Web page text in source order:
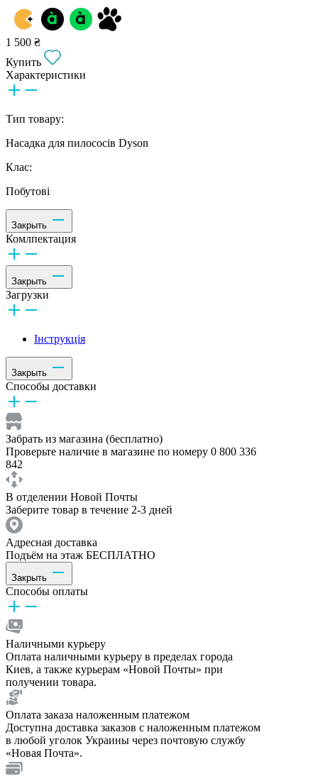
1 500 ₴
Купить
Характеристики
Тип товару:
Насадка для пилососів Dyson
Клас:
Побутові
Закрыть
Комлпектация
Закрыть
Загрузки
Інструкція
Закрыть
Способы доставки
Забрать из магазина (бесплатно)
Проверьте наличие в магазине по номеру 0 800 336
842
В отделении Новой Почты
Заберите товар в течение 2-3 дней
Адресная доставка
Подъём на этаж БЕСПЛАТНО
Закрыть
Способы оплаты
Наличными курьеру
Оплата наличными курьеру в пределах города
Киев, а также курьерам «Новой Почты» при
получении товара.
Оплата заказа наложенным платежом
Доступна доставка заказов с наложенным платежом
в любой уголок Украины через почтовую службу
«Новая Почта».